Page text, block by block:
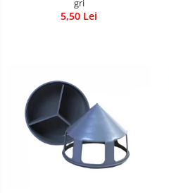
5,50 Lei